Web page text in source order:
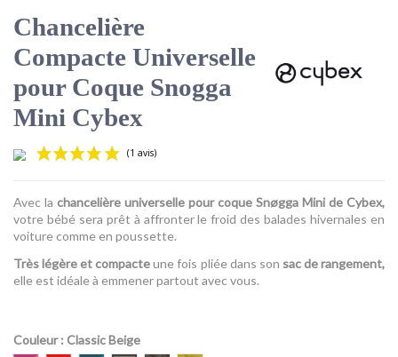
Chancelière
Compacte Universelle
pour Coque Snogga
Mini Cybex
(1 avis)
Avec la chancelière universelle pour coque Snøgga Mini de Cybex,
votre bébé sera prêt à affronter le froid des balades hivernales en
voiture comme en poussette.
Très légère et compacteune fois pliée dans son sac de rangement,
elle est idéale à emmener partout avec vous.
Couleur: Classic Beige